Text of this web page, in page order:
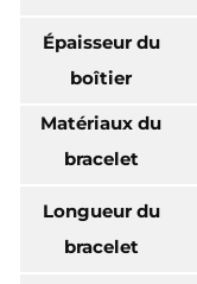
Épaisseur du
boîtier
Matériaux du
bracelet
Longueur du
bracelet